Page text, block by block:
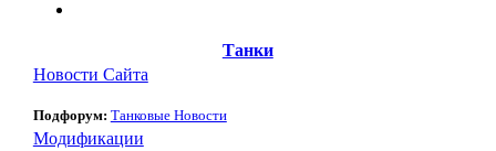
Танки
Новости Сайта
Подфорум: Танковые Новости
Модификации